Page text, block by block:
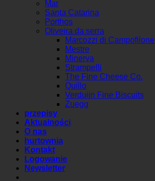
Mar
Santa Catarina
Porthos
Oliveira da serra
Marcozzi di Campofilone
Mestre
Minerva
Strampelli
The Fine Cheese Co.
Quillo
Verduijn Fine Biscuits
Zuegg
przepisy
Aktualności
O nas
hurtownia
Kontakt
Logowanie
Newsletter